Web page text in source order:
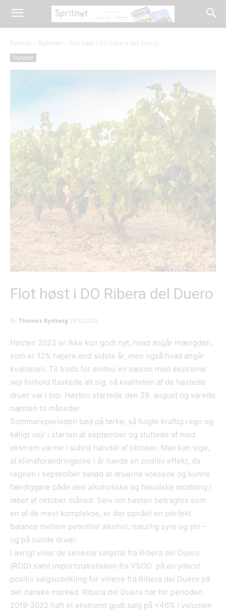
Forside Nyheder Flot høst i DO Ribera del Duero
Nyheder
Flot høst i DO Ribera del Duero
By Thomas Rydberg 18/12/2023
Høsten 2023 er ikke kun godt nyt, hvad angår mængden,
som er 12% højere end sidste år, men også hvad angår
kvaliteten. Til trods for endnu en sæson med ekstreme
vejrforhold flaskede alt sig, så kvaliteten af de høstede
druer var i top. Høsten startede den 29. august og varede
næsten to måneder.
Sommereperioden bød på tørke, så fulgte kraftig regn og
køligt vejr i starten af september og sluttede af med
ekstrem varme i sidste halvdel af oktober. Man kan sige,
at klimaforandringerne i år havde en positiv effekt, da
regnen i september betød at druerne voksede og kunne
færdiggøre både den alkoholiske og fenoliske modning i
løbet af oktober måned. Selv om høsten betragtes som
en af de mest komplekse, er der opnået en perfekt
balance mellem potentiel alkohol, naturlig syre og pH –
og på sunde druer.
I øvrigt viser de seneste salgstal fra Ribera del Duero
(RDD) samt importstatistikken fra VSOD på en yderst
positiv salgsudvikling for vinene fra Ribera del Duero på
det danske marked. Ribera del Duero har for perioden
2019-2022 haft et ekstremt godt salg på +46% i volumen